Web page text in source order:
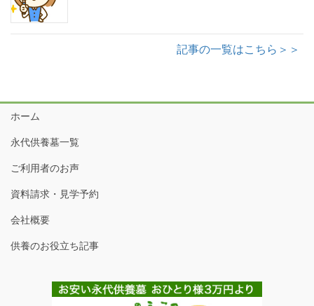
記事の一覧はこちら＞＞
ホーム
永代供養墓一覧
ご利用者のお声
資料請求・見学予約
会社概要
供養のお役立ち記事